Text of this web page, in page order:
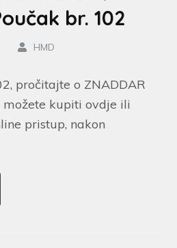
br. 102
HMD
pročitajte o ZNADDAR
možete kupiti ovdje ili
pristup, nakon